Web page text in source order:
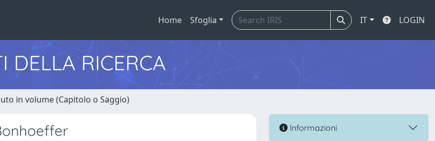
Home Sfoglia IT LOGIN
DELLA RICERCA
in volume (Capitolo o Saggio)
Informazioni